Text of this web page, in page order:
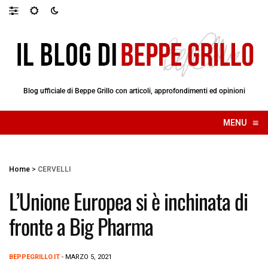
Blog ufficiale di Beppe Grillo con articoli, approfondimenti ed opinioni
MENU ≡
☰
Home > CERVELLI
L’Unione Europea si è inchinata di
fronte a Big Pharma
BEPPEGRILLO.IT - MARZO 5, 2021